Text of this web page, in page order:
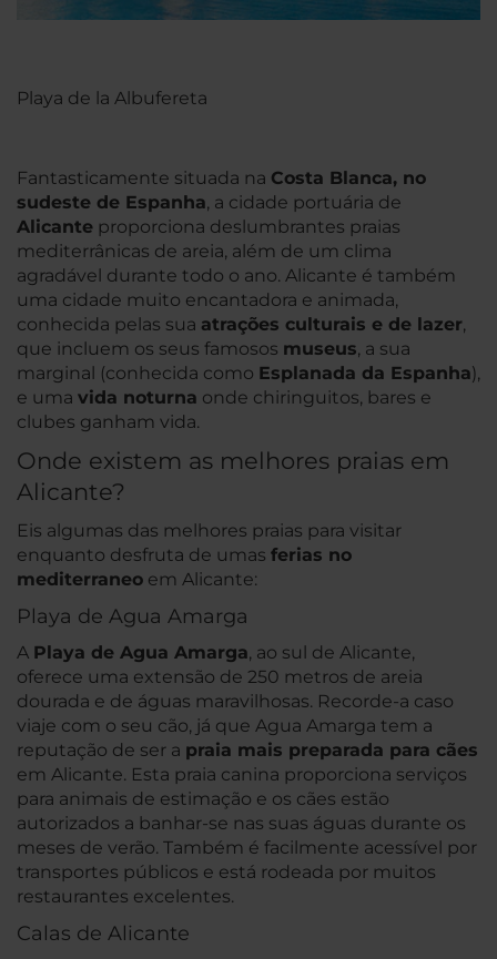
Playa de la Albufereta
Fantasticamente situada na Costa Blanca, no
sudeste de Espanha, a cidade portuária de
Alicante proporciona deslumbrantes praias
mediterrânicas de areia, além de um clima
agradável durante todo o ano. Alicante é também
uma cidade muito encantadora e animada,
conhecida pelas sua atrações culturais e de lazer,
que incluem os seus famosos museus, a sua
marginal (conhecida como Esplanada da Espanha),
e uma vida noturna onde chiringuitos, bares e
clubes ganham vida.
Onde existem as melhores praias em
Alicante?
Eis algumas das melhores praias para visitar
enquanto desfruta de umas ferias no
mediterraneo em Alicante:
Playa de Agua Amarga
A Playa de Agua Amarga, ao sul de Alicante,
oferece uma extensão de 250 metros de areia
dourada e de águas maravilhosas. Recorde-a caso
viaje com o seu cão, já que Agua Amarga tem a
reputação de ser a praia mais preparada para cães
em Alicante. Esta praia canina proporciona serviços
para animais de estimação e os cães estão
autorizados a banhar-se nas suas águas durante os
meses de verão. Também é facilmente acessível por
transportes públicos e está rodeada por muitos
restaurantes excelentes.
Calas de Alicante